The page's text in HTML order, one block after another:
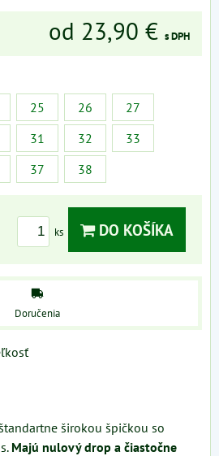
od 23,90 € s DPH
25 26
27
31 32
33
37 38
ks DO KOŠÍKA
Doručenia
širokou špičkou so
Majú nulový drop a čiastočne